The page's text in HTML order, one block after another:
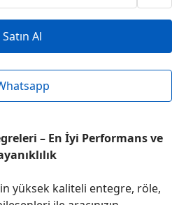
Satın Al
– En İyi Performans ve
yüksek kaliteli entegre, röle,